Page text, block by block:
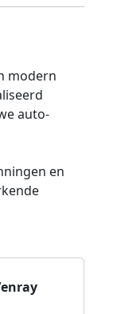
modern
auto-
en